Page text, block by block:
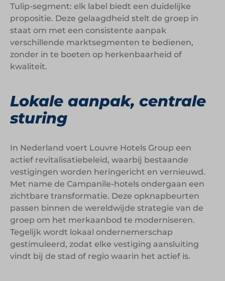
Tulip-segment: elk label biedt een duidelijke
propositie. Deze gelaagdheid stelt de groep in
staat om met een consistente aanpak
verschillende marktsegmenten te bedienen,
zonder in te boeten op herkenbaarheid of
kwaliteit.
Lokale aanpak, centrale
sturing
In Nederland voert Louvre Hotels Group een
actief revitalisatiebeleid, waarbij bestaande
vestigingen worden heringericht en vernieuwd.
Met name de Campanile-hotels ondergaan een
zichtbare transformatie. Deze opknapbeurten
passen binnen de wereldwijde strategie van de
groep om het merkaanbod te moderniseren.
Tegelijk wordt lokaal ondernemerschap
gestimuleerd, zodat elke vestiging aansluiting
vindt bij de stad of regio waarin het actief is.